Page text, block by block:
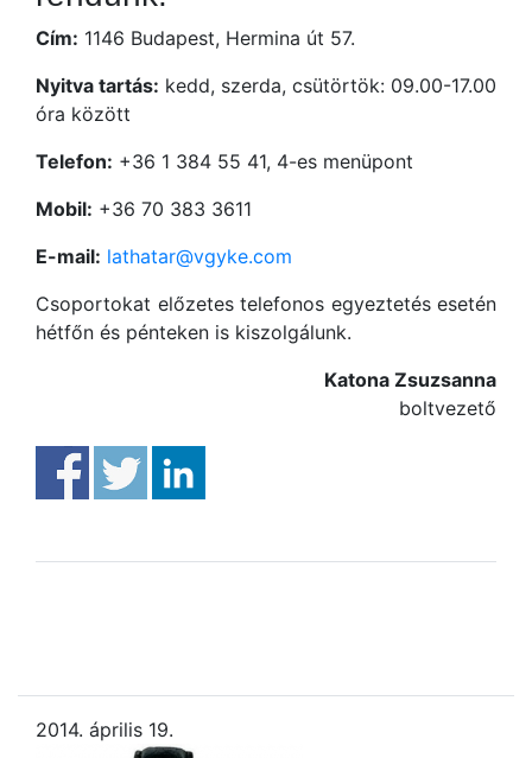
Cím: 1146 Budapest, Hermina út 57.
Nyitva tartás: kedd, szerda, csütörtök: 09.00-17.00
óra között
Telefon: +36 1 384 55 41, 4-es menüpont
Mobil: +36 70 383 3611
E-mail: lathatar@vgyke.com
Csoportokat előzetes telefonos egyeztetés esetén
hétfőn és pénteken is kiszolgálunk.
Katona Zsuzsanna
boltvezető
2014. április 19.